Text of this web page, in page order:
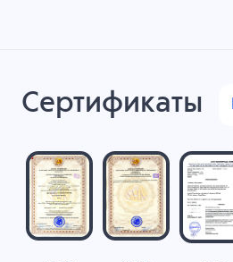
Сертификаты